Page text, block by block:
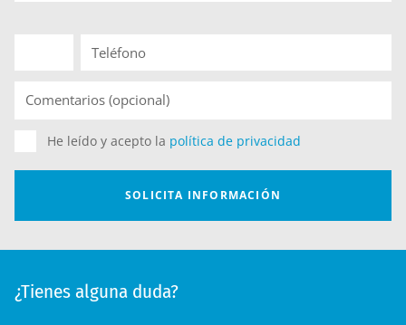
¿Tienes alguna duda?